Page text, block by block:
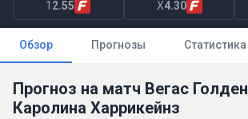
1 2.55 X4.30
Обзор Прогнозы Статистика
Прогноз на матч Вегас
Каролина Харрикейнз